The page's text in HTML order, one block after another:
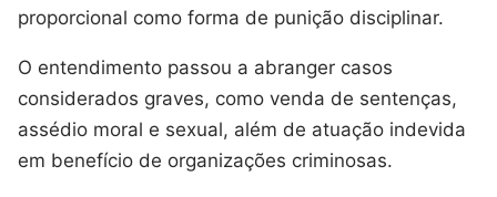
proporcional como forma de punição disciplinar.
O entendimento passou a abranger casos
considerados graves, como venda de sentenças,
assédio moral e sexual, além de atuação indevida
em benefício de organizações criminosas.